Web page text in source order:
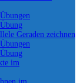
Geraden zeichnen
im